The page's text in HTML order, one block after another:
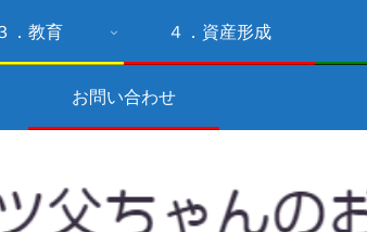
．教育 ４．資産形成
お問い合わせ